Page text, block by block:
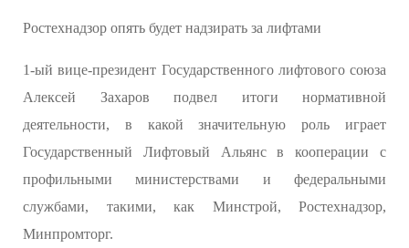
Ростехнадзор опять будет надзирать за лифтами
1-ый вице-президент Государственного лифтового союза
Алексей Захаров подвел итоги нормативной
деятельности, в какой значительную роль играет
Государственный Лифтовый Альянс в кооперации с
профильными министерствами и федеральными
службами, такими, как Минстрой, Ростехнадзор,
Минпромторг.